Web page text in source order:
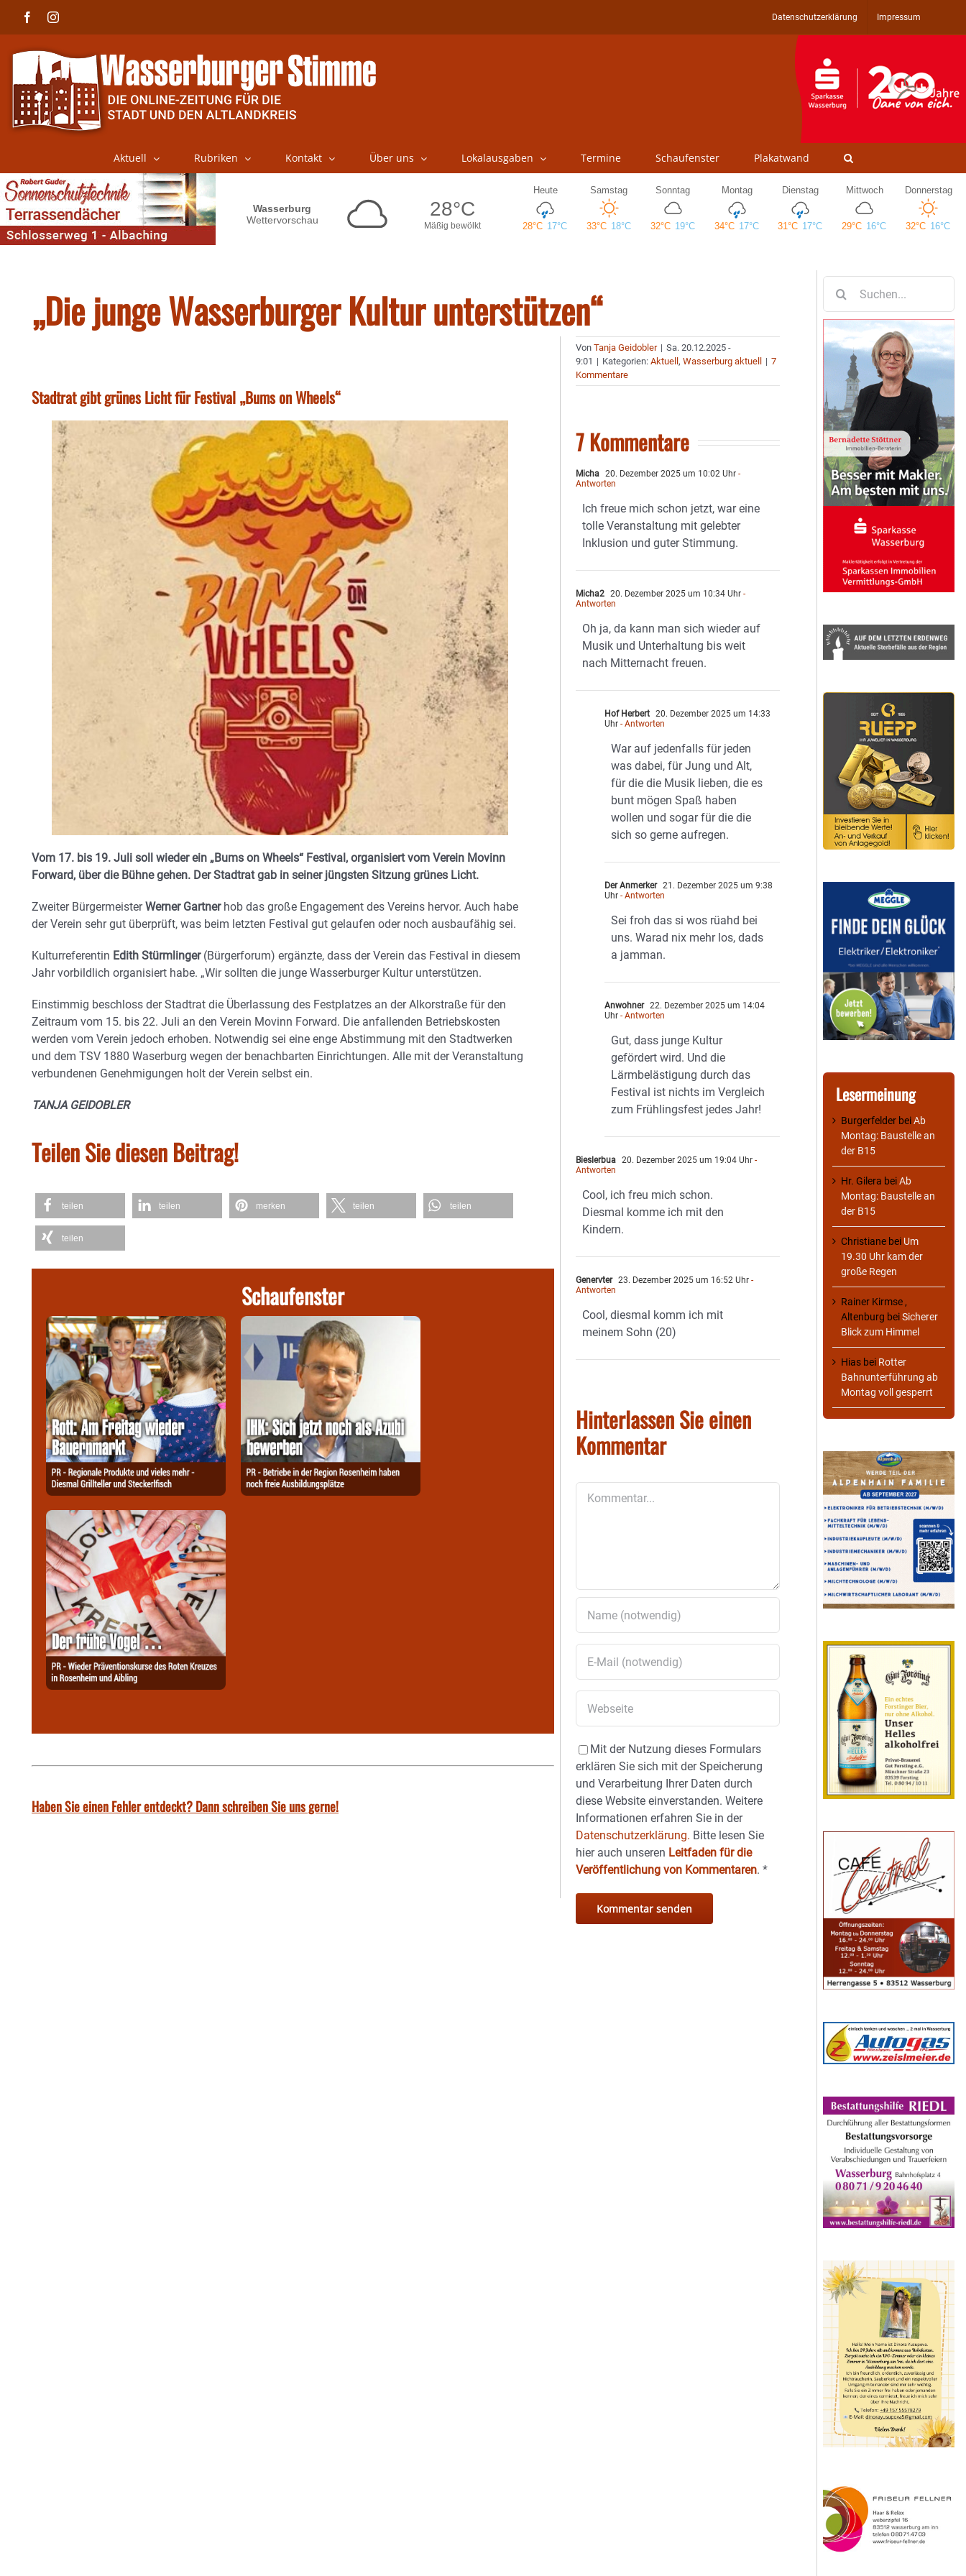
FacebookInstagram Datenschutzerklärung Impressum
Aktuell Rubriken Kontakt Über uns Lokalausgaben Termine Schaufenster Plakatwand
„Die junge Wasserburger Kultur unterstützen“
Stadtrat gibt grünes Licht für Festival „Bums on Wheels“
Vom 17. bis 19. Juli soll wieder ein „Bums on Wheels“ Festival, organisiert vom Verein Movinn
Forward, über die Bühne gehen. Der Stadtrat gab in seiner jüngsten Sitzung grünes Licht.
Zweiter BürgermeisterWerner Gartnerhob das große Engagement des Vereins hervor. Auch habe
der Verein sehr gut überprüft, was beim letzten Festival gut gelaufen oder noch ausbaufähig sei.
Kulturreferentin Edith Stürmlinger(Bürgerforum) ergänzte, dass der Verein das Festival in diesem
Jahr vorbildlich organisiert habe. „Wir sollten die junge Wasserburger Kultur unterstützen.
Einstimmig beschloss der Stadtrat die Überlassung des Festplatzes an der Alkorstraße für den
Zeitraum vom 15. bis 22. Juli an den Verein Movinn Forward. Die anfallenden Betriebskosten
werden vom Verein jedoch erhoben. Notwendig sei eine enge Abstimmung mit den Stadtwerken
und dem TSV 1880 Waserburg wegen der benachbarten Einrichtungen. Alle mit der Veranstaltung
verbundenen Genehmigungen holt der Verein selbst ein.
TANJA GEIDOBLER
Teilen Sie diesen Beitrag!
teilen teilen merken teilen teilen
teilen
Schaufenster
Haben Sie einen Fehler entdeckt? Dann schreiben Sie uns gerne!
VonTanja Geidobler | Sa. 20.12.2025 -
9:01 | Kategorien:Aktuell,Wasserburg aktuell | 7
Kommentare
7 Kommentare
Micha 20. Dezember 2025 um 10:02 Uhr -
Antworten
Ich freue mich schon jetzt, war eine
tolle Veranstaltung mit gelebter
Inklusion und guter Stimmung.
Micha2 20. Dezember 2025 um 10:34 Uhr -
Antworten
Oh ja, da kann man sich wieder auf
Musik und Unterhaltung bis weit
nach Mitternacht freuen.
Hof Herbert 20. Dezember 2025 um 14:33
Uhr - Antworten
War auf jedenfalls für jeden
was dabei, für Jung und Alt,
für die die Musik lieben, die es
bunt mögen Spaß haben
wollen und sogar für die die
sich so gerne aufregen.
Der Anmerker 21. Dezember 2025 um 9:38
Uhr - Antworten
Sei froh das si wos rüahd bei
uns. Warad nix mehr los, dads
a jamman.
Anwohner 22. Dezember 2025 um 14:04
Uhr - Antworten
Gut, dass junge Kultur
gefördert wird. Und die
Lärmbelästigung durch das
Festival ist nichts im Vergleich
zum Frühlingsfest jedes Jahr!
Bieslerbua 20. Dezember 2025 um 19:04 Uhr -
Antworten
Cool, ich freu mich schon.
Diesmal komme ich mit den
Kindern.
Genervter 23. Dezember 2025 um 16:52 Uhr -
Antworten
Cool, diesmal komm ich mit
meinem Sohn (20)
Hinterlassen Sie einen
Kommentar
Mit der Nutzung dieses Formulars
erklären Sie sich mit der Speicherung
und Verarbeitung Ihrer Daten durch
diese Website einverstanden. Weitere
Informationen erfahren Sie in der
Datenschutzerklärung. Bitte lesen Sie
hier auch unseren Leitfaden für die
Veröffentlichung von Kommentaren.*
nach:
Lesermeinung
Burgerfelder beiAb
Montag: Baustelle an
der B15
Hr. Gilera beiAb
Montag: Baustelle an
der B15
Christiane bei Um
19.30 Uhr kam der
große Regen
Rainer Kirmse ,
Altenburg beiSicherer
Blick zum Himmel
Hias bei Rotter
Bahnunterführung ab
Montag voll gesperrt